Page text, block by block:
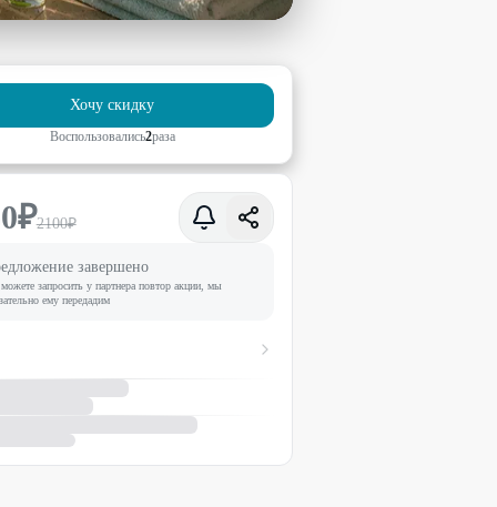
Хочу скидку
Воспользовались2раза
₽2100₽
завершено
запросить у партнера повтор акции, мы
ему передадим